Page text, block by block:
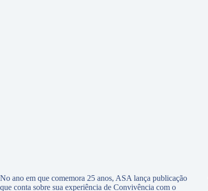
No ano em que comemora 25 anos, ASA lança publicação
que conta sobre sua experiência de Convivência com o